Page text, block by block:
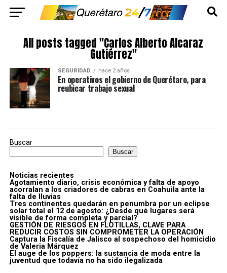
All posts tagged "Carlos Alberto Alcaraz
Gutiérrez"
SEGURIDAD hace 2 años
En operativos el gobierno de Querétaro, para
reubicar trabajo sexual
Buscar
Buscar
Noticias recientes
Agotamiento diario, crisis económica y falta de apoyo
acorralan a los criadores de cabras en Coahuila ante la
falta de lluvias
Tres continentes quedarán en penumbra por un eclipse
solar total el 12 de agosto: ¿Desde qué lugares será
visible de forma completa y parcial?
GESTIÓN DE RIESGOS EN FLOTILLAS, CLAVE PARA
REDUCIR COSTOS SIN COMPROMETER LA OPERACIÓN
Captura la Fiscalía de Jalisco al sospechoso del homicidio
de Valeria Márquez
El auge de los poppers: la sustancia de moda entre la
juventud que todavía no ha sido ilegalizada